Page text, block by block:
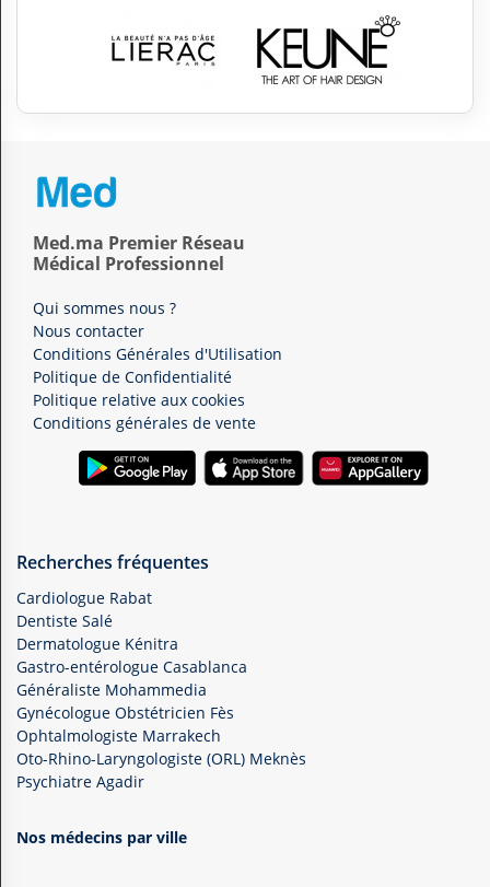
Med.ma Premier Réseau
Médical Professionnel
Qui sommes nous ?
Nous contacter
Conditions Générales d'Utilisation
Politique de Confidentialité
Politique relative aux cookies
Conditions générales de vente
Recherches fréquentes
Cardiologue Rabat
Dentiste Salé
Dermatologue Kénitra
Gastro-entérologue Casablanca
Généraliste Mohammedia
Gynécologue Obstétricien Fès
Ophtalmologiste Marrakech
Oto-Rhino-Laryngologiste (ORL) Meknès
Psychiatre Agadir
Nos médecins par ville